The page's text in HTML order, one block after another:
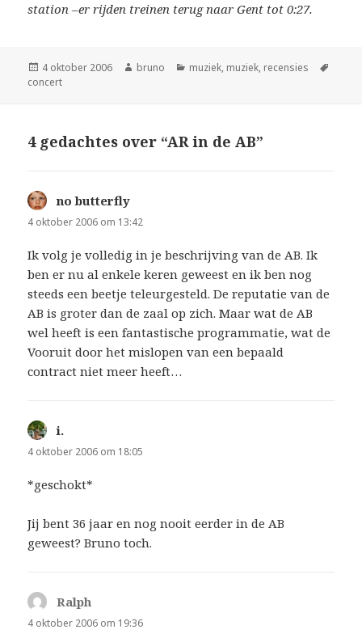
station –er rijden treinen terug naar Gent tot 0:27.
Geplaatst
op
4 oktober 2006 Auteur
bruno Categorieën
muziek, muziek, recensies
concert
4 gedachtes over “AR in de AB”
no butterfly
4 oktober 2006 om 13:42
Ik volg je volledig in je beschrijving van de AB. Ik
ben er nu al enkele keren geweest en ik ben nog
steeds een beetje teleurgesteld. De reputatie van de
AB is groter dan de zaal op zich. Maar wat de AB
wel heeft is een fantastische programmatie, wat de
Vooruit door het mislopen van een bepaald
contract niet meer heeft…
i.
4 oktober 2006 om 18:05
*geschokt*
Jij bent 36 jaar en nog nooit eerder in de AB
geweest? Bruno toch.
Ralph
4 oktober 2006 om 19:36